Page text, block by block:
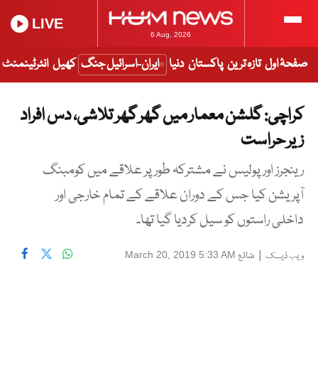
6 Aug, 2026
LIVE
صفحۂ اول تازہ ترین پاکستان دنیا ایران-اسرائیل جنگ کھیل انٹرٹینمنٹ
کراچی: گلشن معمار میں گھر گھر تلاشی، دس افراد
زیر حراست
رینجرز اور پولیس نے مشترکہ طور پر علاقے میں کومبنگ
آپریشن کیا جس کے دوران علاقے کے تمام خارجی اور
داخلی راستوں کو سیل کردیا گیا تھا۔
ویب ڈیسک | شائع March 20, 2019 5:33 AM